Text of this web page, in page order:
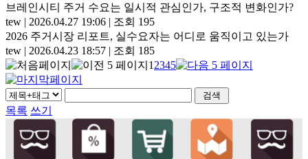
브레인시티 주거 수요는 일시적 관심인가, 구조적 변화인가?
tew | 2026.04.27 19:06 | 조회 195
2026 주거시장 리포트, 실수요자는 어디로 움직이고 있는가
tew | 2026.04.23 18:57 | 조회 185
1 2345
목록 쓰기